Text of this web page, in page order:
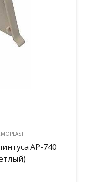
АР-740